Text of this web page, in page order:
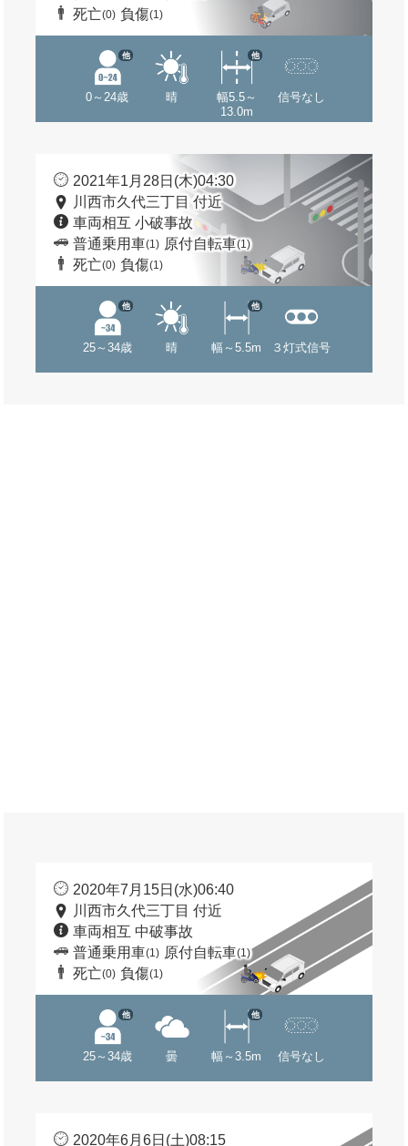
死亡(0) 負傷(1)
0～24歳
他
晴
幅5.5～
13.0m
他
信号なし
2021年1月28日(木)04:30
川西市久代三丁目 付近
車両相互 小破事故
普通乗用車(1) 原付自転車(1)
死亡(0) 負傷(1)
25～34歳
他
晴 幅～5.5m
他
３灯式信号
2020年7月15日(水)06:40
川西市久代三丁目 付近
車両相互 中破事故
普通乗用車(1) 原付自転車(1)
死亡(0) 負傷(1)
25～34歳
他
曇 幅～3.5m
他
信号なし
2020年6月6日(土)08:15